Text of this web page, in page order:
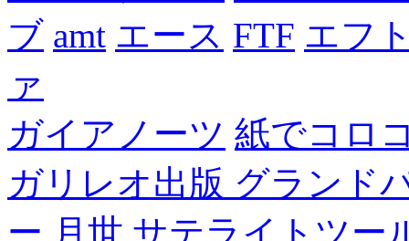
ブ amt エース FTF エフ
ァ
ガイアノーツ 紙でコロ
ガリレオ出版 グランド
ー 月世 サテライトツー